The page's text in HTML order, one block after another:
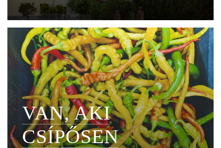
VAN, AKI
CSÍPŐSEN